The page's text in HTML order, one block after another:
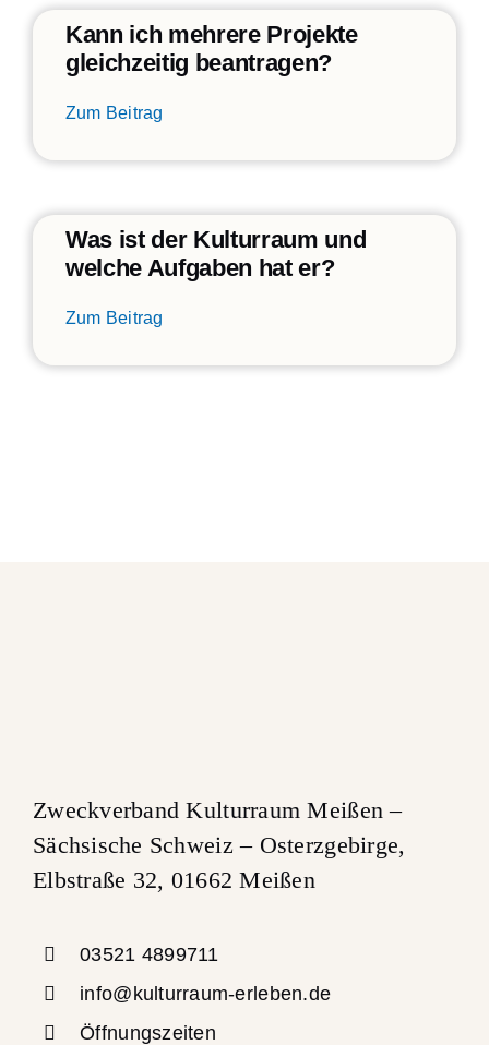
Kann ich mehrere Projekte
gleichzeitig beantragen?
Zum Beitrag
Was ist der Kulturraum und
welche Aufgaben hat er?
Zum Beitrag
Zweckverband Kulturraum Meißen –
Sächsische Schweiz – Osterzgebirge,
Elbstraße 32, 01662 Meißen
03521 4899711
info@kulturraum-erleben.de
Öffnungszeiten